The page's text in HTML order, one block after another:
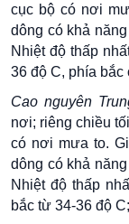
cục bộ có nơi
dông có khả
Nhiệt độ thấp
36 độ C, phía bắc
Cao nguyên
nơi; riêng chiều
có nơi mưa to.
dông có khả
Nhiệt độ thấp
bắc từ 34-36 độ